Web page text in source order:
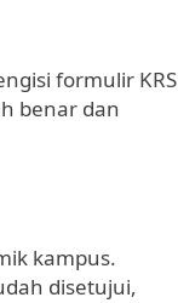
formulir KRS
benar dan
kampus.
disetujui,